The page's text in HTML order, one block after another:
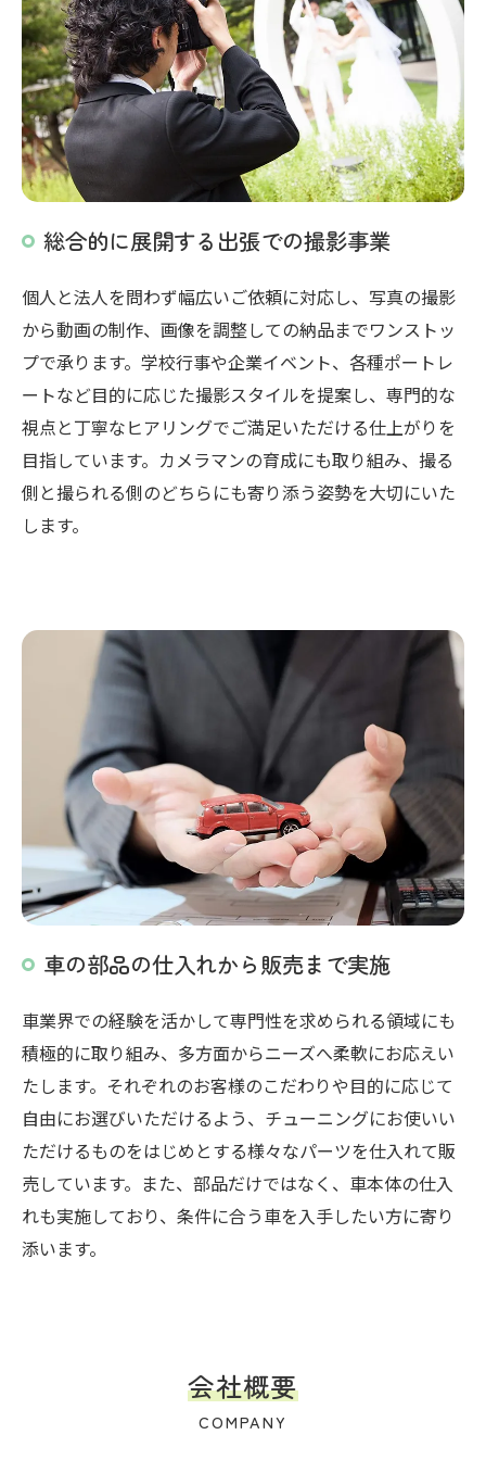
総合的に展開する出張での撮影事業
個人と法人を問わず幅広いご依頼に対応し、写真の撮影
から動画の制作、画像を調整しての納品までワンストッ
プで承ります。学校行事や企業イベント、各種ポートレ
ートなど目的に応じた撮影スタイルを提案し、専門的な
視点と丁寧なヒアリングでご満足いただける仕上がりを
目指しています。カメラマンの育成にも取り組み、撮る
側と撮られる側のどちらにも寄り添う姿勢を大切にいた
します。
車の部品の仕入れから販売まで実施
車業界での経験を活かして専門性を求められる領域にも
積極的に取り組み、多方面からニーズへ柔軟にお応えい
たします。それぞれのお客様のこだわりや目的に応じて
自由にお選びいただけるよう、チューニングにお使いい
ただけるものをはじめとする様々なパーツを仕入れて販
売しています。また、部品だけではなく、車本体の仕入
れも実施しており、条件に合う車を入手したい方に寄り
添います。
会社概要
COMPANY